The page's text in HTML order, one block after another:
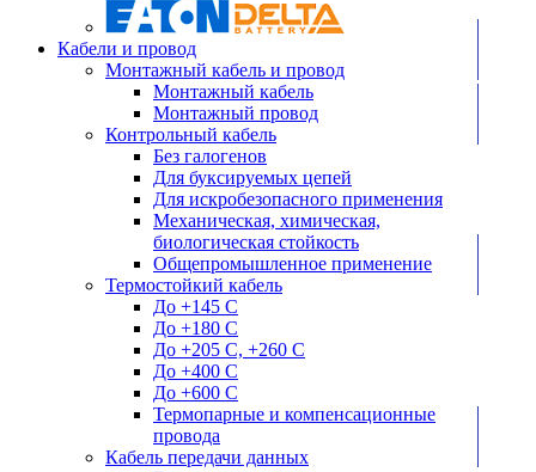
Кабели и провод
Монтажный кабель и провод
Монтажный кабель
Монтажный провод
Контрольный кабель
Без галогенов
Для буксируемых цепей
Для искробезопасного применения
Механическая, химическая,
биологическая стойкость
Общепромышленное применение
Термостойкий кабель
До +145 С
До +180 C
До +205 С, +260 С
До +400 C
До +600 С
Термопарные и компенсационные
провода
Кабель передачи данных